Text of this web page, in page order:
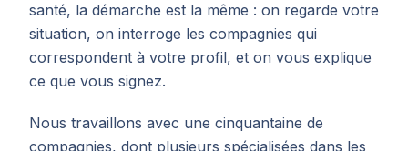
santé, la démarche est la même : on regarde votre
situation, on interroge les compagnies qui
correspondent à votre profil, et on vous explique
ce que vous signez.
Nous travaillons avec une cinquantaine de
compagnies, dont plusieurs spécialisées dans les